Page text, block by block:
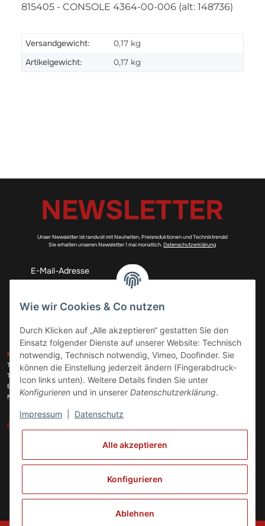
815405 - CONSOLE 4364-00-006 (alt: 148736)
Versandgewicht: 0,17 kg
Artikelgewicht: 0,17 kg
NEWSLETTER
Unser Newsletter ist randvoll mit Neuheiten, Preisreduktionen und Techniktrends!
Sie erhalten unseren Newsletter 1 mal monatlich.Datenschutzerklärung
Abonnieren
KONTAKT
Telefon:+49 (0)6074 816 08 0
Telefax:
+49 (0)6074 215 08 60
E-Mail:
info@meinhausgeraetedoc.de
Max Planck Str. 6 c, 63322 Rödermark
GESETZLICHE INFORMATIONEN
ZAHLUNGSARTEN
VERSANDARTEN
Vertrag widerrufen
Wie wir Cookies & Co nutzen
Durch Klicken auf „Alle akzeptieren“ gestatten Sie den
Einsatz folgender Dienste auf unserer Website: Technisch
notwendig, Technisch notwendig, Vimeo, Doofinder. Sie
können die Einstellung jederzeit ändern (Fingerabdruck-
Icon links unten). Weitere Details finden Sie unter
Konfigurieren und in unserer Datenschutzerklärung.
Impressum Datenschutz
Alle akzeptieren
Konfigurieren
Ablehnen